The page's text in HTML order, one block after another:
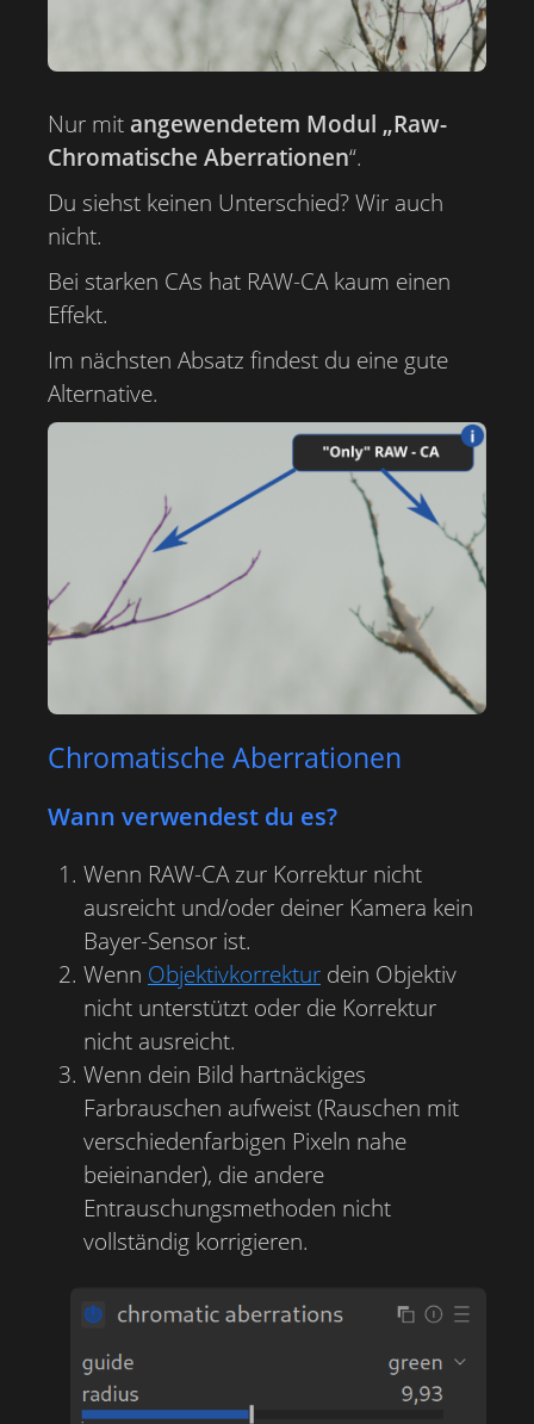
Nur mitangewendetem Modul „Raw-
Chromatische Aberrationen“.
Du siehst keinen Unterschied? Wir auch
nicht.
Bei starken CAs hat RAW-CA kaum einen
Effekt.
Im nächsten Absatz findest du eine gute
Alternative.
Chromatische Aberrationen
Wann verwendest du es?
Wenn RAW-CA zur Korrektur nicht
ausreicht und/oder deiner Kamera kein
Bayer-Sensor ist.
Wenn Objektivkorrektur dein Objektiv
nicht unterstützt oder die Korrektur
nicht ausreicht.
Wenn dein Bild hartnäckiges
Farbrauschen aufweist (Rauschen mit
verschiedenfarbigen Pixeln nahe
beieinander), die andere
Entrauschungsmethoden nicht
vollständig korrigieren.